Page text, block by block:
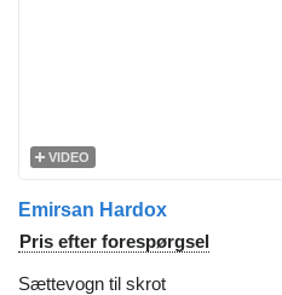
VIDEO
Emirsan Hardox
Pris efter forespørgsel
Sættevogn til skrot